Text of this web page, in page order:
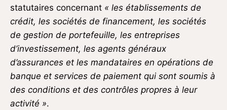
statutaires concernant « les établissements de
crédit, les sociétés de financement, les sociétés
de gestion de portefeuille, les entreprises
d’investissement, les agents généraux
d’assurances et les mandataires en opérations de
banque et services de paiement qui sont soumis à
des conditions et des contrôles propres à leur
activité ».